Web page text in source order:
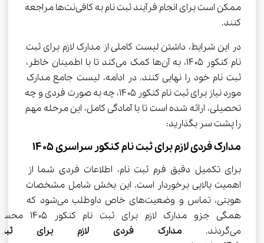
ممکن است برای انجام فرآیند ثبت نام به کافی‌نت‌ها مراجعه
کنند.
در این شرایط، داشتن لیست کاملی از مدارک لازم برای ثبت
نام کنکور ۱۴۰۵، به آن‌ها کمک می‌کند تا با اطمینان خاطر،
ثبت نام خود را نهایی کنند. در ادامه، لیست جامع مدارک
مورد نیاز برای ثبت نام کنکور ۱۴۰۵، چه به صورت فردی و چه
تحصیلی، ارائه شده است تا با آمادگی کامل، این مرحله مهم
را پشت سر بگذارید:
مدارک فردی لازم برای ثبت نام کنکور سراسری ۱۴۰۵
برای تکمیل دقیق فرم ثبت نام، اطلاعات فردی شما از
اهمیت بالایی برخوردار است. این بخش شامل مشخصات
هویتی، تماس و وضعیت‌های خاص داوطلب می‌شود که
همگی جزو مدارک لازم برای ثبت
می‌گردند.
مدارک فردی لازم برای